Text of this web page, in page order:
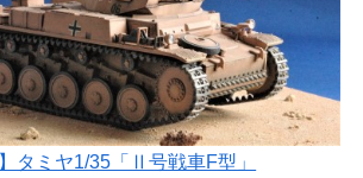
タミヤ1/35「Ⅱ号戦車F型」